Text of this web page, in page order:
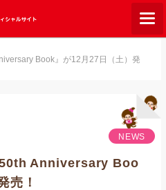
Book』が12月27日（土）発
NEWS
50th Anniversary Boo
売！